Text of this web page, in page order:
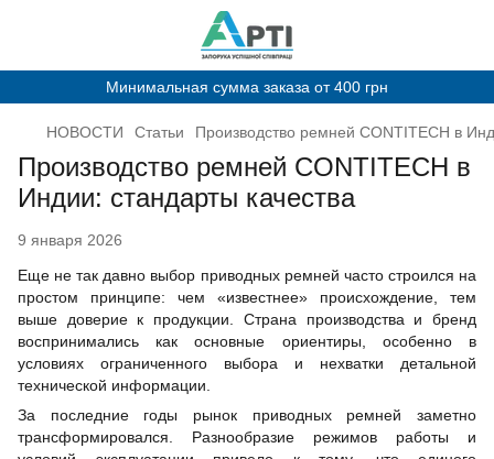
Минимальная сумма заказа от 400 грн
НОВОСТИ Статьи Производство ремней CONTITECH в
Производство ремней CONTITECH в
Индии: стандарты качества
9 января 2026
Еще не так давно выбор приводных ремней часто строился на
простом принципе: чем «известнее» происхождение, тем
выше доверие к продукции. Страна производства и бренд
воспринимались как основные ориентиры, особенно в
условиях ограниченного выбора и нехватки детальной
технической информации.
За последние годы рынок приводных ремней заметно
трансформировался. Разнообразие режимов работы и